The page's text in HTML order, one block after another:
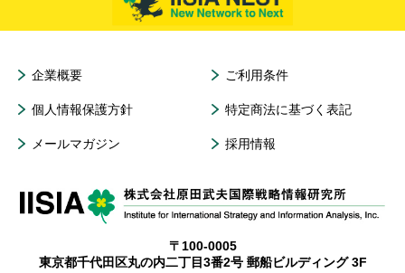
企業概要 ご利用条件
個人情報保護方針 特定商法に基づく表記
メールマガジン 採用情報
〒100-0005
東京都千代田区丸の内二丁目3番2号 郵船ビルディング 3F